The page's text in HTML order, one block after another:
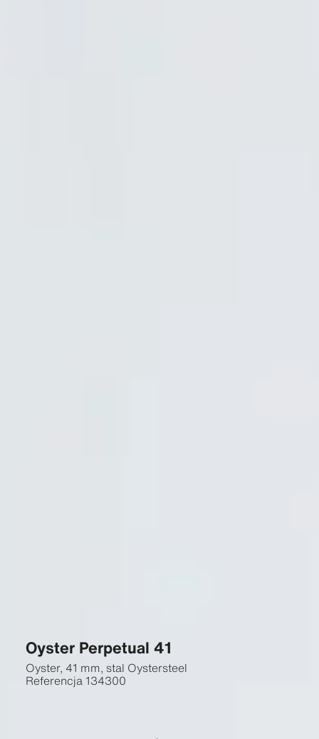
Oyster Perpetual 41
Oyster, 41 mm, stal Oystersteel
Referencja134300